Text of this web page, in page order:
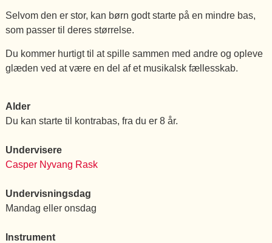
Selvom den er stor, kan børn godt starte på en mindre bas,
som passer til deres størrelse.
Du kommer hurtigt til at spille sammen med andre og opleve
glæden ved at være en del af et musikalsk fællesskab.
Alder
Du kan starte til kontrabas, fra du er 8 år.
Undervisere
Casper Nyvang Rask
Undervisningsdag
Mandag eller onsdag
Instrument